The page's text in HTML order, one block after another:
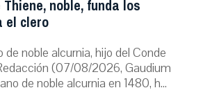
noble, funda los
el clero
noble alcurnia, hijo del Conde
(07/08/2026, Gaudium
de noble alcurnia en 1480, h...